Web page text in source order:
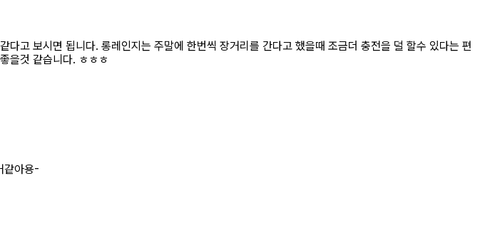
고 보시면 됩니다. 롱레인지는 주말에 한번씩 장거리를 간다고 했을때 조금더 충전을 덜 할수 있다는 편
을것 같습니다. ㅎㅎㅎ
같아용-